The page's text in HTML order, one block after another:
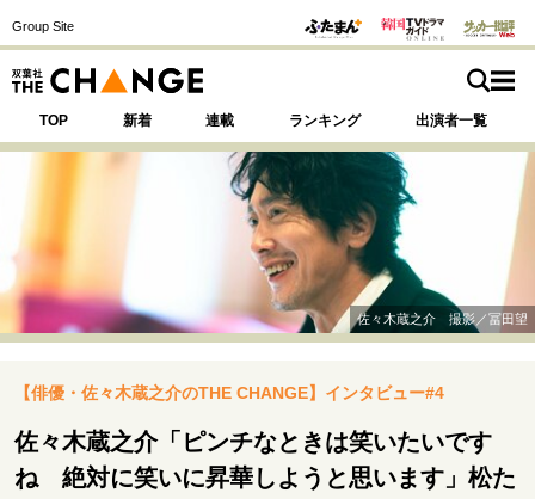
Group Site
TOP 新着 連載 ランキング 出演者一覧
SPECIAL 注目の記事テーマで探す
運命を変えた出会い 決断の裏側
挫折からの再起
表現者の葛藤
人生が動いた日 10代の挫折と原点
佐々木蔵之介 撮影／冨田望
【俳優・佐々木蔵之介のTHE CHANGE】インタビュー#4
佐々木蔵之介「ピンチなときは笑いたいです
ね 絶対に笑いに昇華しようと思います」松た